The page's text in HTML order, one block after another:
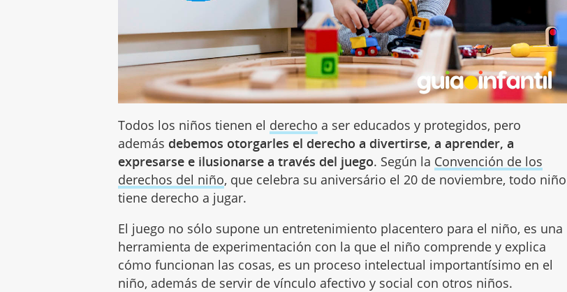
Todos los niños tienen el derecho a ser educados y protegidos, pero
además debemos otorgarles el derecho a divertirse, a aprender, a
expresarse e ilusionarse a través del juego. Según la Convención de los
derechos del niño, que celebra su aniversário el 20 de noviembre, todo niño
tiene derecho a jugar.
El juego no sólo supone un entretenimiento placentero para el niño, es una
herramienta de experimentación con la que el niño comprende y explica
cómo funcionan las cosas, es un proceso intelectual importantísimo en el
niño, además de servir de vínculo afectivo y social con otros niños.